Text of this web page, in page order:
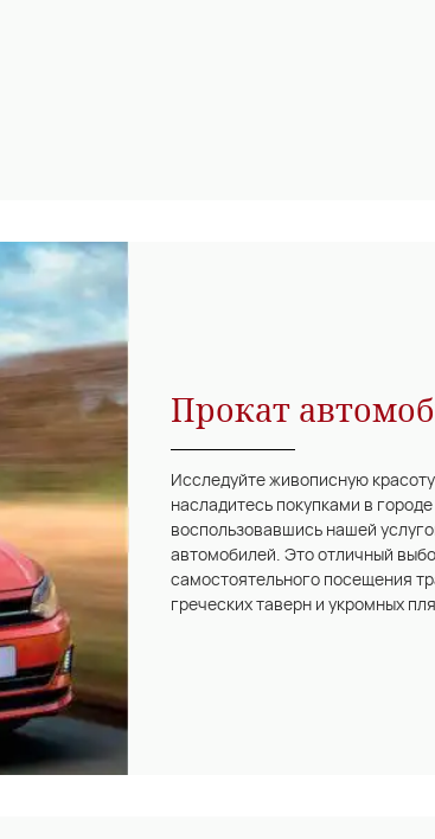
Прокат
Исследуйте живописную
насладитесь покупками в
воспользовавшись нашей
автомобилей. Это отличный
самостоятельного посещения
греческих таверн и укромных